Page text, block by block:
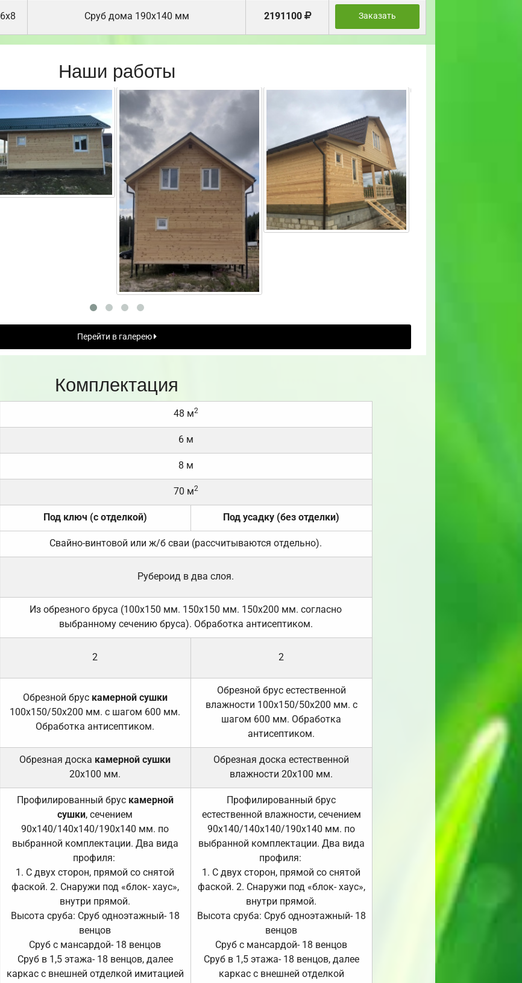
6х8 Cруб дома 190х140 мм 2191100 Заказать
Наши работы
Перейти в галерею
Комплектация
48 м2
6 м
8 м
70 м2
Под ключ (с отделкой) Под усадку (без отделки)
Свайно-винтовой или ж/б сваи (рассчитываются отдельно).
Рубероид в два слоя.
Из обрезного бруса (100х150 мм. 150х150 мм. 150х200 мм. согласно
выбранному сечению бруса). Обработка антисептиком.
2 2
Обрезной брус камерной сушки
100х150/50х200 мм. с шагом 600 мм.
Обработка антисептиком.
Обрезной брус естественной
влажности 100х150/50х200 мм. с
шагом 600 мм. Обработка
антисептиком.
Обрезная доска камерной сушки
20х100 мм.
Обрезная доска естественной
влажности 20х100 мм.
Профилированный брус камерной
сушки, сечением
90х140/140х140/190х140 мм. по
выбранной комплектации. Два вида
профиля:
1. С двух сторон, прямой со снятой
фаской. 2. Снаружи под «блок- хаус»,
внутри прямой.
Высота сруба: Сруб одноэтажный- 18
венцов
Сруб с мансардой- 18 венцов
Сруб в 1,5 этажа- 18 венцов, далее
каркас с внешней отделкой имитацией
Профилированный брус
естественной влажности, сечением
90х140/140х140/190х140 мм. по
выбранной комплектации. Два вида
профиля:
1. С двух сторон, прямой со снятой
фаской. 2. Снаружи под «блок- хаус»,
внутри прямой.
Высота сруба: Сруб одноэтажный- 18
венцов
Сруб с мансардой- 18 венцов
Сруб в 1,5 этажа- 18 венцов, далее
каркас с внешней отделкой